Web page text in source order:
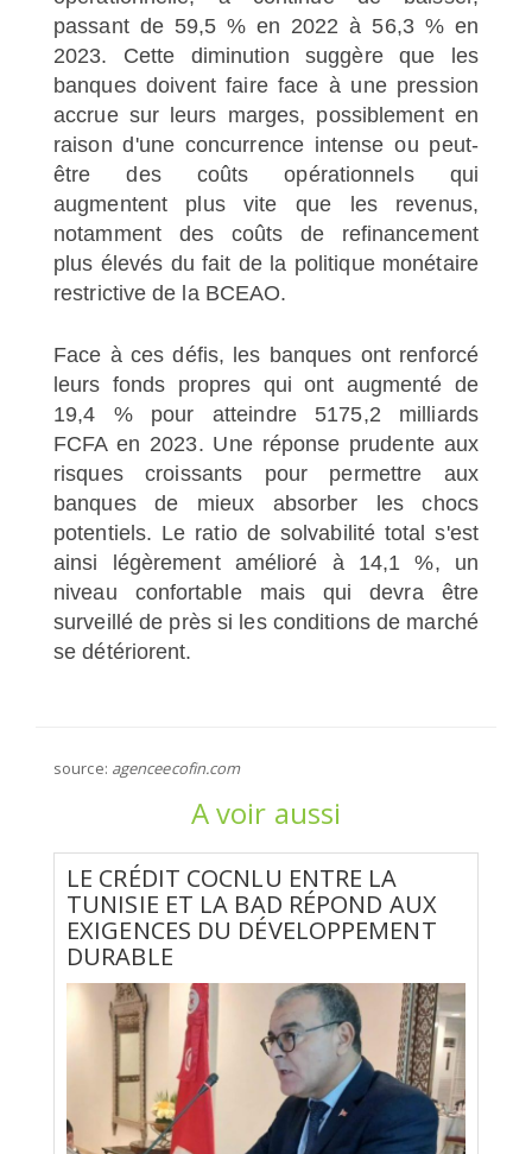
passant de 59,5 % en 2022 à 56,3 % en
2023. Cette diminution suggère que les
banques doivent faire face à une pression
accrue sur leurs marges, possiblement en
raison d'une concurrence intense ou peut-
être des coûts opérationnels qui
augmentent plus vite que les revenus,
notamment des coûts de refinancement
plus élevés du fait de la politique monétaire
restrictive de la BCEAO.
Face à ces défis, les banques ont renforcé
leurs fonds propres qui ont augmenté de
19,4 % pour atteindre 5175,2 milliards
FCFA en 2023. Une réponse prudente aux
risques croissants pour permettre aux
banques de mieux absorber les chocs
potentiels. Le ratio de solvabilité total s'est
ainsi légèrement amélioré à 14,1 %, un
niveau confortable mais qui devra être
surveillé de près si les conditions de marché
se détériorent.
source: agenceecofin.com
A voir aussi
LE CRÉDIT COCNLU ENTRE LA
TUNISIE ET LA BAD RÉPOND AUX
EXIGENCES DU DÉVELOPPEMENT
DURABLE